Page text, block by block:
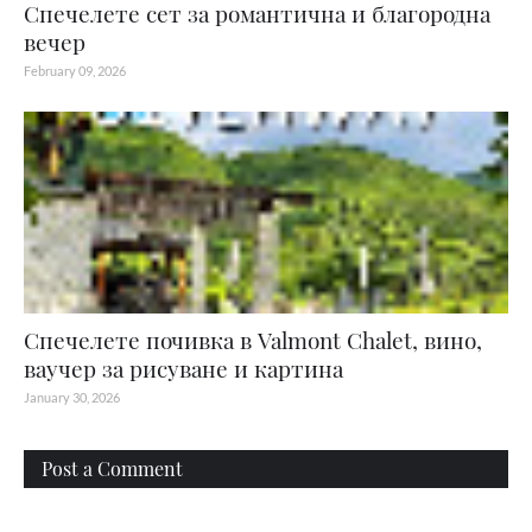
Спечелете сет за романтична и благородна
вечер
February 09, 2026
Спечелете почивка в Valmont Chalet, вино,
ваучер за рисуване и картина
January 30, 2026
Post a Comment